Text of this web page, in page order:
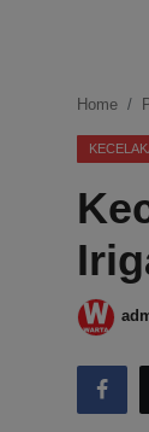
Ekonomi
Internasional
Teknologi
Hiburan
Kesehatan
Home